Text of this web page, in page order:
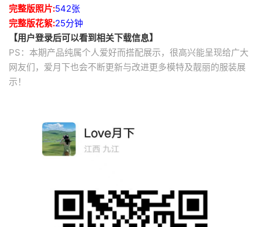
完整版照片:542张
完整版花絮:25分钟
【用户登录后可以看到相关下载信息】
PS：本期产品纯属个人爱好而搭配展示，很高兴能呈现给广大
网友们，爱月下也会不断更新与改进更多模特及靓丽的服装展
示！